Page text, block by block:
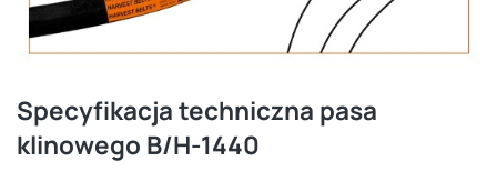
Specyfikacja techniczna pasa
klinowego B/H-1440